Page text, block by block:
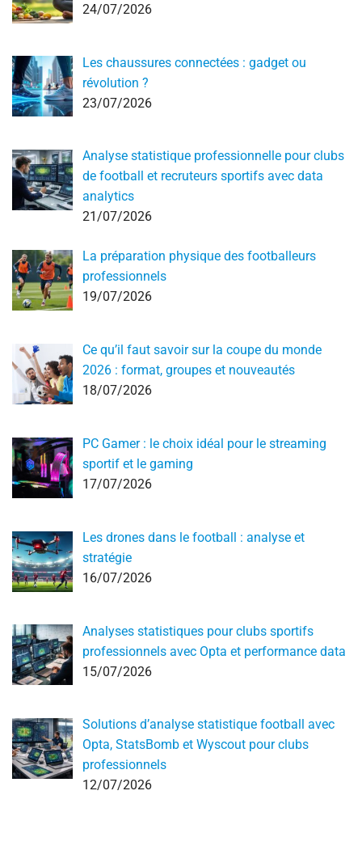
24/07/2026
Les chaussures connectées : gadget ou
révolution ?
23/07/2026
Analyse statistique professionnelle pour clubs
de football et recruteurs sportifs avec data
analytics
21/07/2026
La préparation physique des footballeurs
professionnels
19/07/2026
Ce qu’il faut savoir sur la coupe du monde
2026 : format, groupes et nouveautés
18/07/2026
PC Gamer : le choix idéal pour le streaming
sportif et le gaming
17/07/2026
Les drones dans le football : analyse et
stratégie
16/07/2026
Analyses statistiques pour clubs sportifs
professionnels avec Opta et performance data
15/07/2026
Solutions d’analyse statistique football avec
Opta, StatsBomb et Wyscout pour clubs
professionnels
12/07/2026